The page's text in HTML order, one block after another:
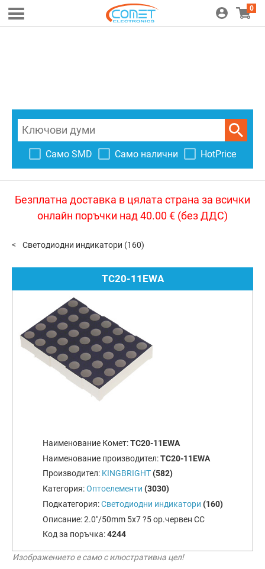
0
Само SMD Само налични HotPrice
Безплатна доставка в цялата страна за всички
онлайн поръчки над 40.00 € (без ДДС)
Светодиодни индикатори (160)
TC20-11EWA
Наименование Комет:TC20-11EWA
Наименование производител:TC20-11EWA
Производител: KINGBRIGHT (582)
Категория:Оптоелементи (3030)
Подкатегория:Светодиодни индикатори (160)
Описание:2.0"/50mm 5x7 ?5 ор.червен CC
Код за поръчка:4244
Изображението е само с илюстративна цел!